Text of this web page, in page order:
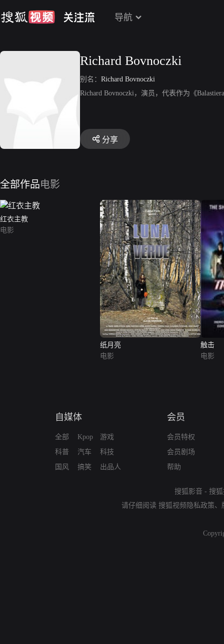
导航
Richard Bovnoczki
别名： Richard Bovnoczki
Richard Bovnoczki，演员，代表作为《
分享
全部作品电影
红衣主教
电影
纸月亮
电影
触击
电影
自媒体
全部
科普
国风
Kpop
汽车
搞笑
游戏
科技
出品人
会员
会员特权
会员剧场
帮助
搜狐影音 - 搜
请仔细阅读 搜狐视频隐私政策、